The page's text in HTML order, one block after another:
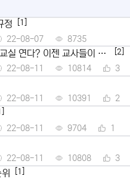
정 [1]
22-08-07 8735
실 연다? 이젠 교사들이 뿔
[2]
22-08-11 10814 3
22-08-11 10391 2
22-08-11 9704 1
22-08-11 10808 3
[1]